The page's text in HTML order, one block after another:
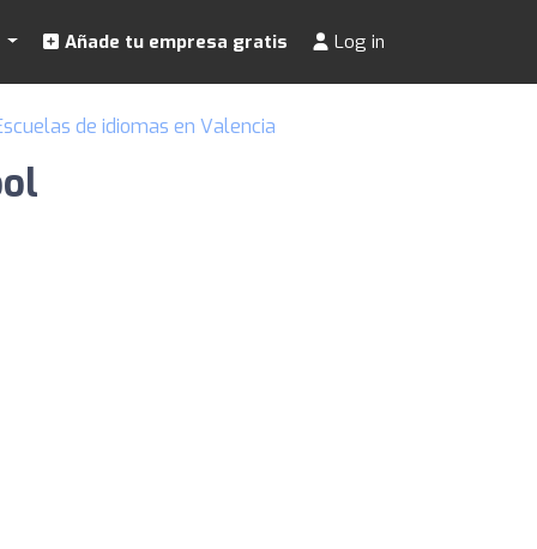
Añade tu empresa gratis Log in
de idiomas en Valencia